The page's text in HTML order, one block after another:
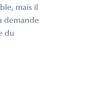
mais il
demande
du